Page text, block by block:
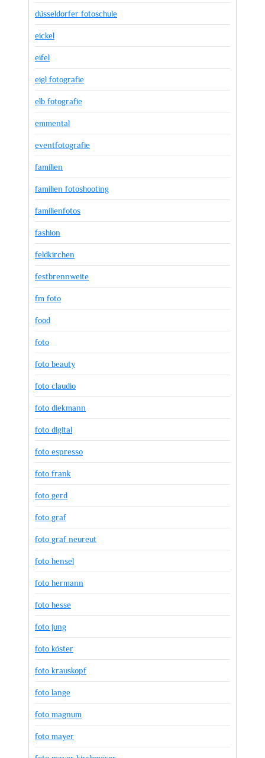
düsseldorfer fotoschule
eickel
eifel
eigl fotografie
elb fotografie
emmental
eventfotografie
familien
familien fotoshooting
familienfotos
fashion
feldkirchen
festbrennweite
fm foto
food
foto
foto beauty
foto claudio
foto diekmann
foto digital
foto espresso
foto frank
foto gerd
foto graf
foto graf neureut
foto hensel
foto hermann
foto hesse
foto jung
foto köster
foto krauskopf
foto lange
foto magnum
foto mayer